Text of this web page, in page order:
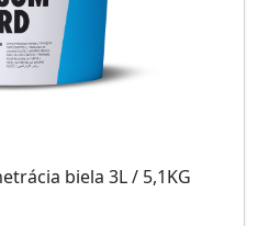
biela 3L / 5,1KG